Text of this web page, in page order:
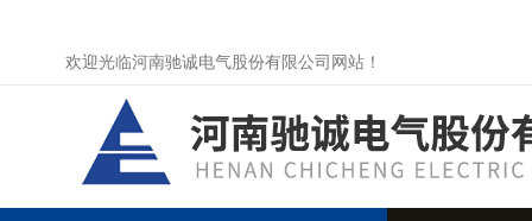
欢迎光临河南驰诚电气股份有限公司网站！